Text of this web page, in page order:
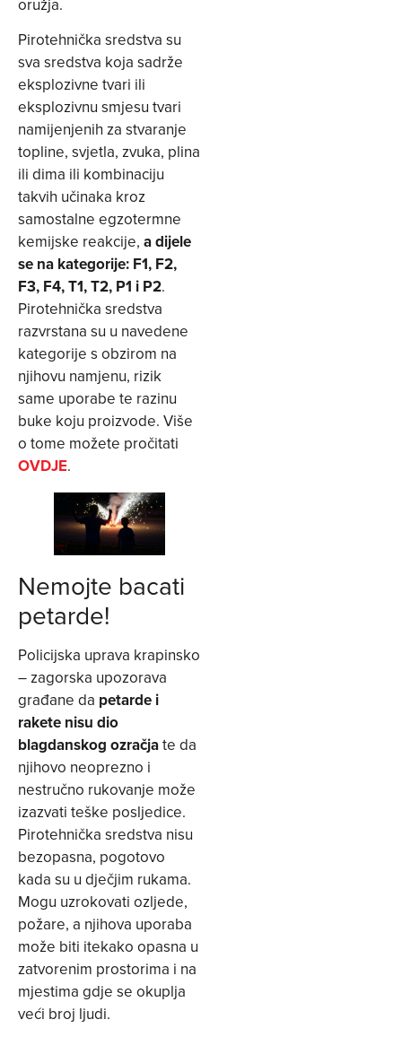
oružja.
Pirotehnička sredstva su
sva sredstva koja sadrže
eksplozivne tvari ili
eksplozivnu smjesu tvari
namijenjenih za stvaranje
topline, svjetla, zvuka, plina
ili dima ili kombinaciju
takvih učinaka kroz
samostalne egzotermne
kemijske reakcije, a dijele
se na kategorije: F1, F2,
F3, F4, T1, T2, P1 i P2.
Pirotehnička sredstva
razvrstana su u navedene
kategorije s obzirom na
njihovu namjenu, rizik
same uporabe te razinu
buke koju proizvode. Više
o tome možete pročitati
OVDJE.
Nemojte bacati
petarde!
Policijska uprava krapinsko
– zagorska upozorava
građane da petarde i
rakete nisu dio
blagdanskog ozračjate da
njihovo neoprezno i
nestručno rukovanje može
izazvati teške posljedice.
Pirotehnička sredstva nisu
bezopasna, pogotovo
kada su u dječjim rukama.
Mogu uzrokovati ozljede,
požare, a njihova uporaba
može biti itekako opasna u
zatvorenim prostorima i na
mjestima gdje se okuplja
veći broj ljudi.